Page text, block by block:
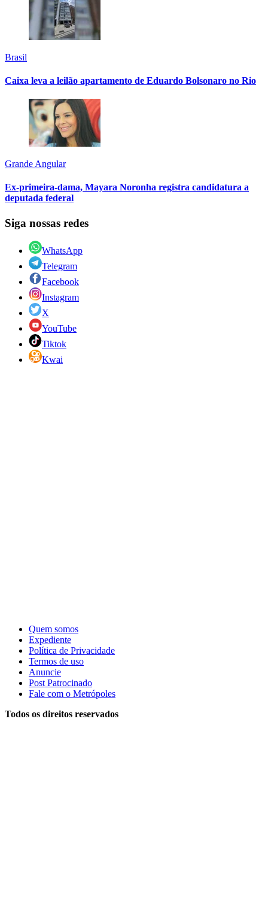
Brasil
Caixa leva a leilão apartamento de Eduardo Bolsonaro no Rio
Grande Angular
Ex-primeira-dama, Mayara Noronha registra candidatura a
deputada federal
Siga nossas redes
WhatsApp
Telegram
Facebook
Instagram
X
YouTube
Tiktok
Kwai
Quem somos
Expediente
Política de Privacidade
Termos de uso
Anuncie
Post Patrocinado
Fale com o Metrópoles
Todos os direitos reservados